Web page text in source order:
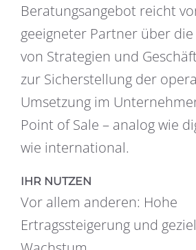
Beratungsangebot reicht
geeigneter Partner über
von Strategien und
zur Sicherstellung der
Umsetzung im
Point of Sale – analog wie
wie international.
IHR NUTZEN
Vor allem anderen: Hohe
Ertragssteigerung und